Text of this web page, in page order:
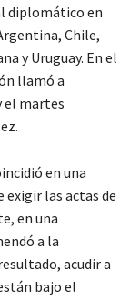
diplomático en
Chile,
y Uruguay. En el
llamó a
el martes
en una
exigir las actas de
en una
a la
acudir a
bajo el